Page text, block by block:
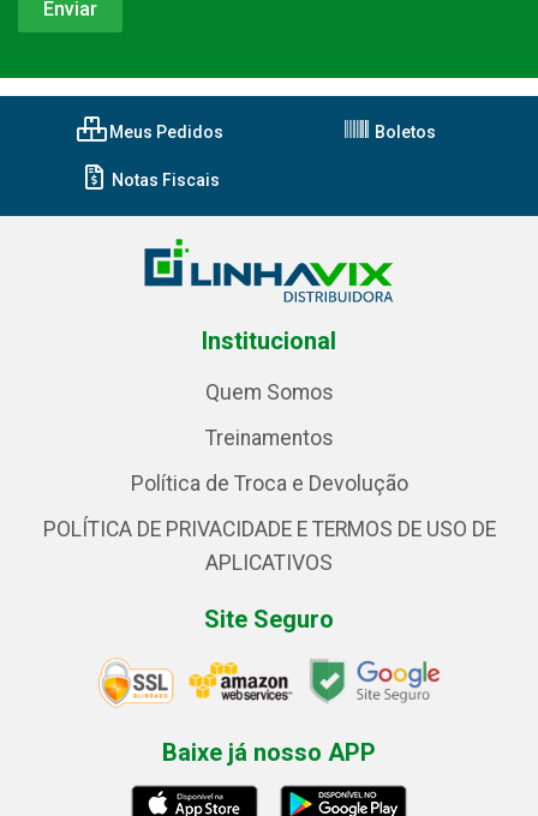
Meus Pedidos Boletos
Notas Fiscais
Institucional
Quem Somos
Treinamentos
Política de Troca e Devolução
POLÍTICA DE PRIVACIDADE E TERMOS DE USO DE
APLICATIVOS
Site Seguro
Baixe já nosso APP